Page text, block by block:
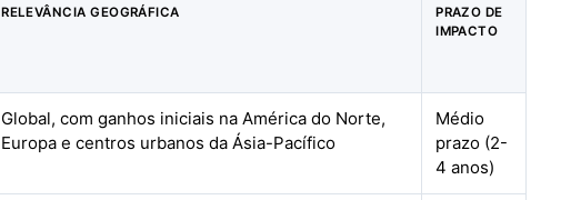
RELEVÂNCIA GEOGRÁFICA
PRAZO DE
IMPACTO
Global, com ganhos iniciais na América do Norte,
Europa e centros urbanos da Ásia-Pacífico
Médio
prazo (2-
4 anos)